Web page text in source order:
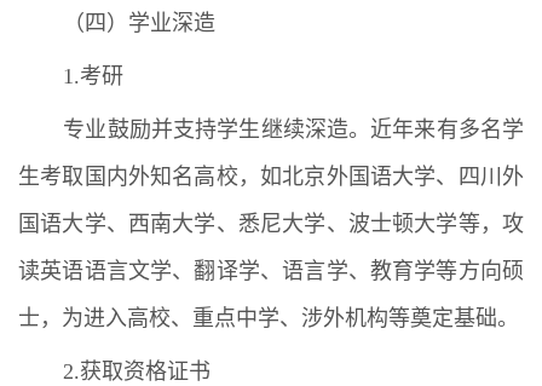
（四）学业深造
1.考研
专业鼓励并支持学生继续深造。近年来有多名学
生考取国内外知名高校，如北京外国语大学、四川外
国语大学、西南大学、悉尼大学、波士顿大学等，攻
读英语语言文学、翻译学、语言学、教育学等方向硕
士，为进入高校、重点中学、涉外机构等奠定基础。
2.获取资格证书